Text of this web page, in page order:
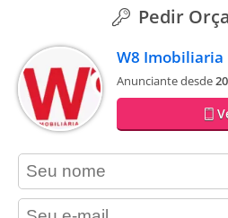
Pedir
W8 Imobiliaria
Anunciante desde
contact_name
contact_email